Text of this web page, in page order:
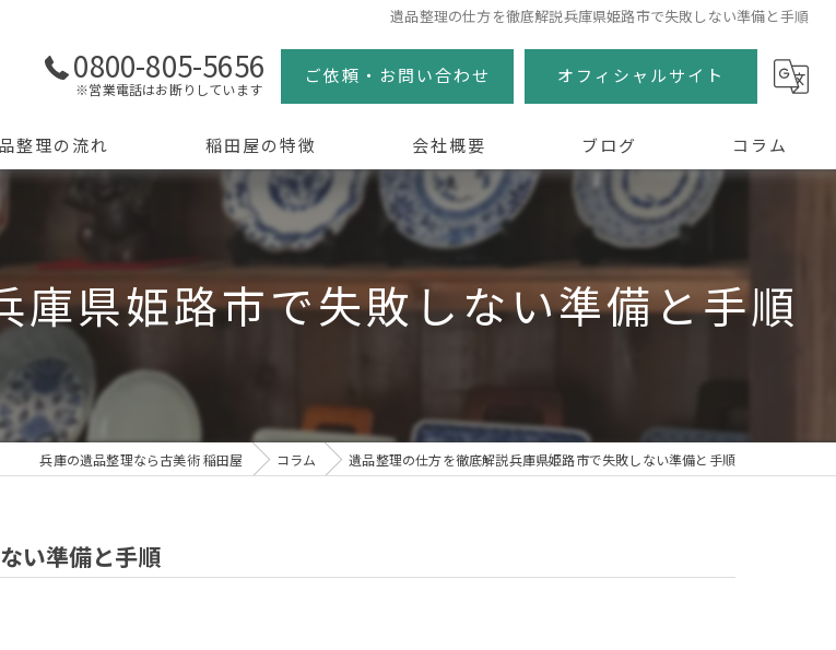
遺品整理の仕方を徹底解説兵庫県姫路市で失敗しない準備と手順
0800-805-5656
※営業電話はお断りしています
ご依頼・お問い合わせ オフィシャルサイト
整理の流れ
質問
稲田屋の特徴
生前整理
骨董品
京都の遺品整理
会社概要 ブログ コラム
庫県姫路市で失敗しない準備と手順
兵庫の遺品整理なら古美術 稲田屋 コラム 遺品整理の仕方を徹底解説兵庫県姫路市で失敗しない準備と手順
い準備と手順